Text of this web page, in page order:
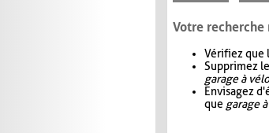
Votre recherche
Vérifiez que
Supprimez
garage à vélo
Envisagez
que garage